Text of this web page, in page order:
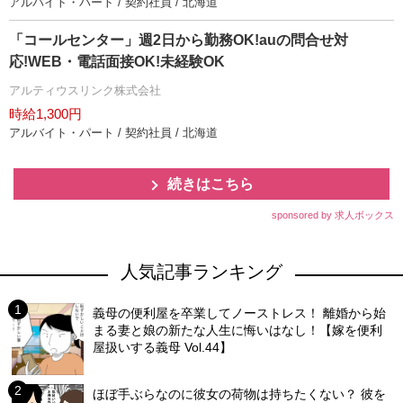
「コールセンター」週2日から勤務OK!auの問合せ対
応!WEB・電話面接OK!未経験OK
アルティウスリンク株式会社
時給1,300円
アルバイト・パート / 契約社員 / 北海道
続きはこちら
sponsored by 求人ボックス
人気記事ランキング
義母の便利屋を卒業してノーストレス！ 離婚から始
まる妻と娘の新たな人生に悔いはなし！【嫁を便利
屋扱いする義母 Vol.44】
ほぼ手ぶらなのに彼女の荷物は持ちたくない？ 彼を